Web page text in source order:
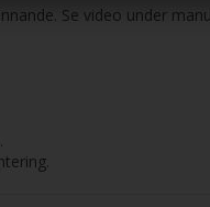
Se video under